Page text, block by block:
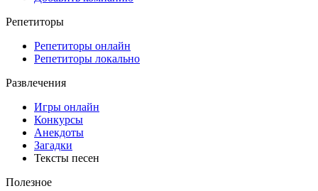
Репетиторы
Репетиторы онлайн
Репетиторы локально
Развлечения
Игры онлайн
Конкурсы
Анекдоты
Загадки
Тексты песен
Полезное